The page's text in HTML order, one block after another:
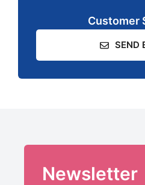
Customer
SEND
Newsletter